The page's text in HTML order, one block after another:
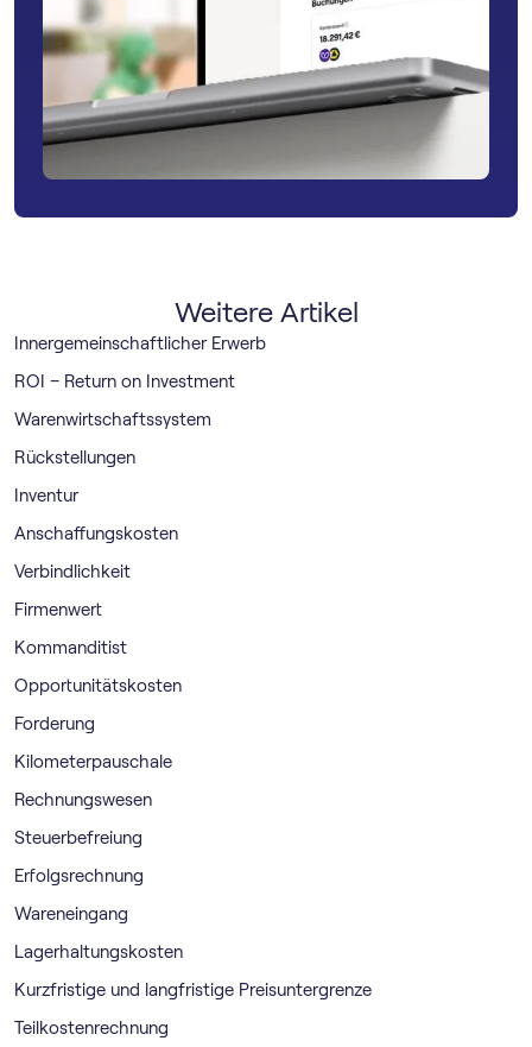
Weitere Artikel
Innergemeinschaftlicher Erwerb
ROI – Return on Investment
Warenwirtschaftssystem
Rückstellungen
Inventur
Anschaffungskosten
Verbindlichkeit
Firmenwert
Kommanditist
Opportunitätskosten
Forderung
Kilometerpauschale
Rechnungswesen
Steuerbefreiung
Erfolgsrechnung
Wareneingang
Lagerhaltungskosten
Kurzfristige und langfristige Preisuntergrenze
Teilkostenrechnung